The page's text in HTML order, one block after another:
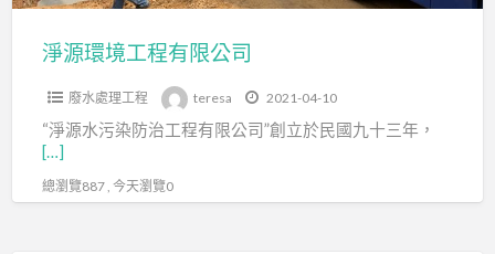
公
淨源環境工程有限公司
廢水處理工程 teresa 2021-04-10
“淨源水污染防治工程有限公司”創立於民國九十三年，
[…]
總瀏覽887 , 今天瀏覽0